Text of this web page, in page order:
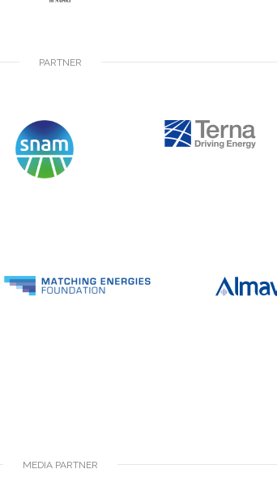
PARTNER
MEDIA PARTNER